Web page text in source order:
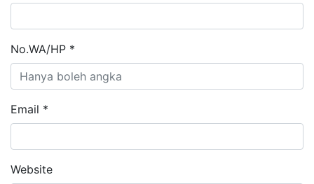
No.WA/HP *
Email *
Website